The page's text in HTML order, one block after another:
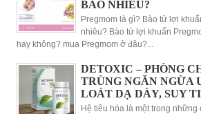
BAO NHIÊU?
Pregmom là gì? Bào tử lợi
nhiêu? Bào tử lợi khuẩn
hay không? mua Pregmom ở đâu?...
DETOXIC – PHÒNG
TRÙNG NGĂN NGỪA
LOÁT DẠ DÀY, SUY
Hệ tiêu hóa là một trong những